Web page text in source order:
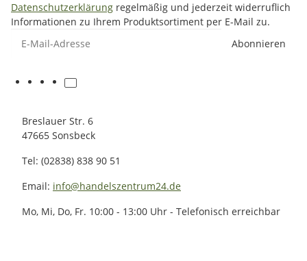
Datenschutzerklärung regelmäßig und jederzeit widerruflich
Informationen zu Ihrem Produktsortiment per E-Mail zu.
Abonnieren
Breslauer Str. 6
47665 Sonsbeck
Tel: (02838) 838 90 51
Email: info@handelszentrum24.de
Mo, Mi, Do, Fr. 10:00 - 13:00 Uhr - Telefonisch erreichbar